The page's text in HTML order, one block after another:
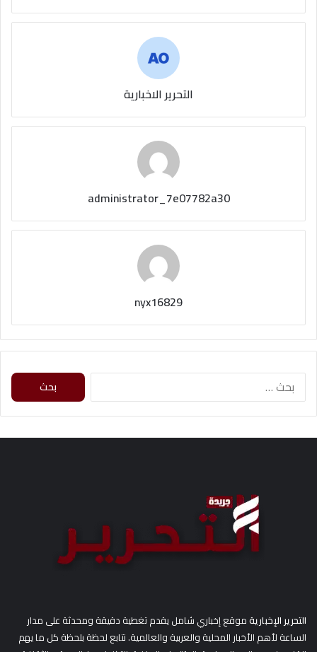
التحرير الاخبارية
administrator_7e07782a30
nyx16829
ث
التحرير الإخباريةموقع إخباري شامل يقدم تغطية دقيقة ومحدثة على مدار
الساعة لأهم الأخبار المحلية والعربية والعالمية. نتابع لحظة بلحظة كل ما يهم